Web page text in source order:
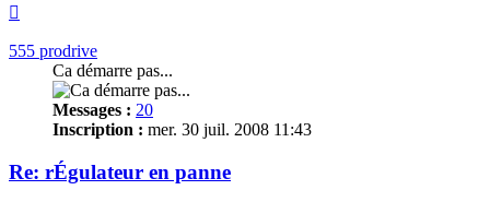
555 prodrive
Ca démarre pas...
Messages : 20
Inscription : mer. 30 juil. 2008 11:43
Re: rÉgulateur en panne